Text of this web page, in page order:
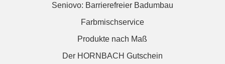
Seniovo: Barrierefreier Badumbau
Farbmischservice
Produkte nach Maß
Der HORNBACH Gutschein